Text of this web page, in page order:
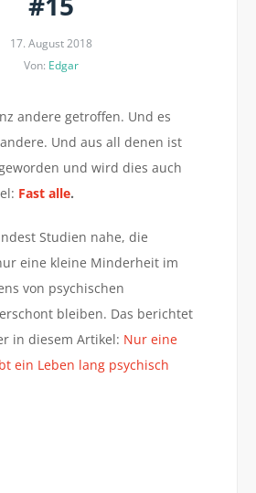
17. August 2018
Von: Edgar
andere getroffen. Und es
Und aus all denen ist
und wird dies auch
Fast alle.
Studien nahe, die
eine kleine Minderheit im
von psychischen
bleiben. Das berichtet
in diesem Artikel: Nur eine
ein Leben lang psychisch